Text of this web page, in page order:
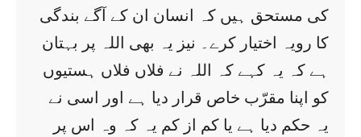
کی مستحق ہیں کہ انسان ان کے آگے بندگی
کا رویہ اختیار کرے۔ نیز یہ بھی اللہ پر بہتان
ہے کہ یہ کہے کہ اللہ نے فلاں فلاں ہستیوں
کو اپنا مقرّب خاص قرار دیا ہے اور اسی نے
یہ حکم دیا ہے یا کم از کم یہ کہ وہ اس پر